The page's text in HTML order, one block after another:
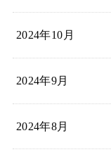
2024年10月
2024年9月
2024年8月